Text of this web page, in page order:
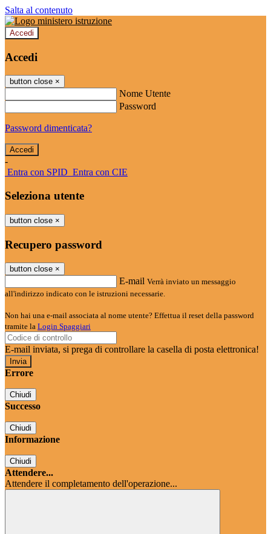
Salta al contenuto
Accedi
Accedi
button close ×
Nome Utente
Password
Password dimenticata?
-
Entra con SPID Entra con CIE
Seleziona utente
button close ×
Recupero password
button close ×
E-mail Verrà inviato un messaggio
all'indirizzo indicato con le istruzioni necessarie.
Non hai una e-mail associata al nome utente? Effettua il reset della password
tramite la Login Spaggiari
E-mail inviata, si prega di controllare la casella di posta elettronica!
Errore
Chiudi
Successo
Chiudi
Informazione
Chiudi
Attendere...
Attendere il completamento dell'operazione...